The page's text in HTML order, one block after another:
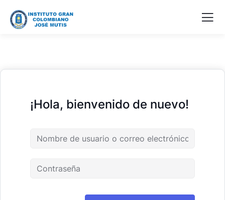
¡Hola, bienvenido de nuevo!